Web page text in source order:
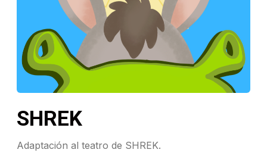
SHREK
Adaptación al teatro de SHREK.